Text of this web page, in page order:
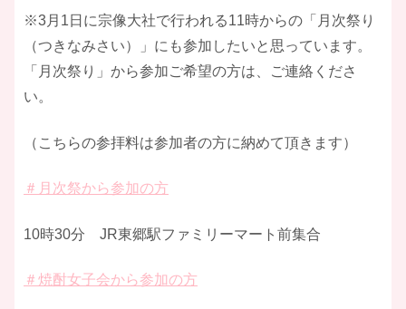
※3月1日に宗像大社で行われる11時からの「月次祭り
（つきなみさい）」にも参加したいと思っています。
「月次祭り」から参加ご希望の方は、ご連絡くださ
い。
（こちらの参拝料は参加者の方に納めて頂きます）
＃月次祭から参加の方
10時30分 JR東郷駅ファミリーマート前集合
＃焼酎女子会から参加の方